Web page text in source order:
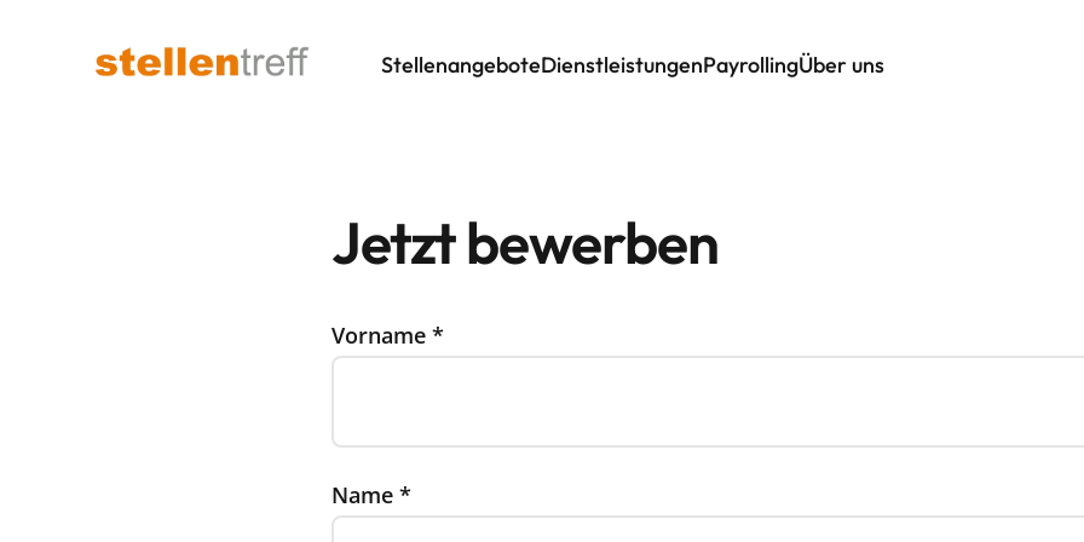
StellenangeboteDienstleistungenPayrollingÜber uns
Jetzt bewerben
Vorname *
Name *